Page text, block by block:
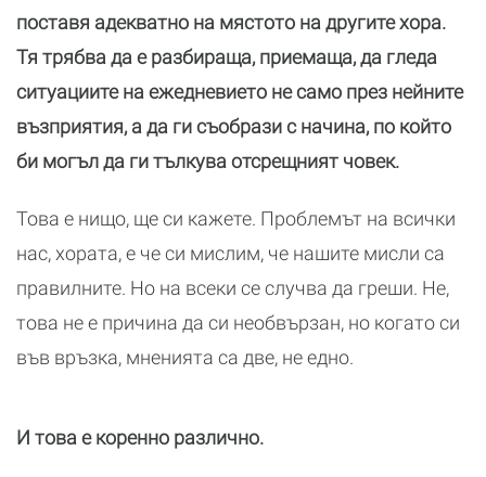
поставя адекватно на мястото на другите хора.
Тя трябва да е разбираща, приемаща, да гледа
ситуациите на ежедневието не само през нейните
възприятия, а да ги съобрази с начина, по който
би могъл да ги тълкува отсрещният човек.
Това е нищо, ще си кажете. Проблемът на всички
нас, хората, е че си мислим, че нашите мисли са
правилните. Но на всеки се случва да греши. Не,
това не е причина да си необвързан, но когато си
във връзка, мненията са две, не едно.
И това е коренно различно.